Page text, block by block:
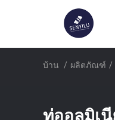
บ้าน / ผลิตภัณฑ์ /